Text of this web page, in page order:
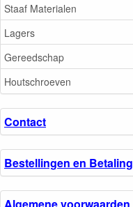
Staaf Materialen
Lagers
Gereedschap
Houtschroeven
Contact
Bestellingen en Betaling
Algemene voorwaarden